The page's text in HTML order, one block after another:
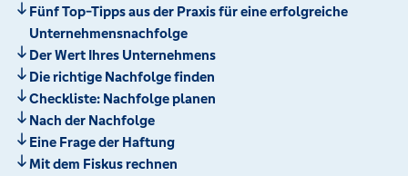
Fünf Top-Tipps aus der Praxis für eine erfolgreiche
Unternehmensnachfolge
Der Wert Ihres Unternehmens
Die richtige Nachfolge finden
Checkliste: Nachfolge planen
Nach der Nachfolge
Eine Frage der Haftung
Mit dem Fiskus rechnen